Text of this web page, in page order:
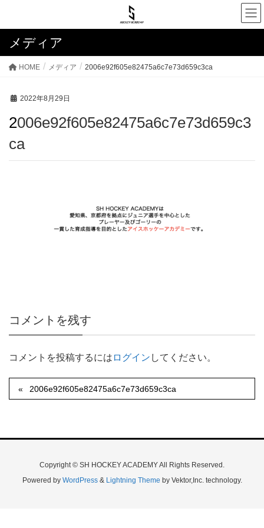
メディア
HOME メディア 2006e92f605e82475a6c7e73d659c3ca
2022年8月29日
2006e92f605e82475a6c7e73d659c3
ca
コメントを残す
コメントを投稿するには ログイン してください。
2006e92f605e82475a6c7e73d659c3ca
Copyright © SH HOCKEY ACADEMY All Rights Reserved.
Powered by WordPress& Lightning Theme by Vektor,Inc. technology.